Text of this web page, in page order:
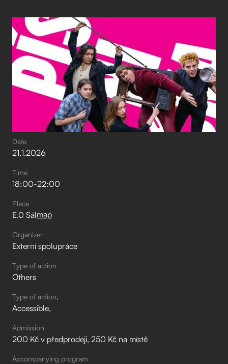
Date
21.1.2026
Time
18:00-22:00
Place
E.0 Sálmap
Organizer
Externí spolupráce
Type of action
Others
Type of action
Accessible
Admission
200 Kč v předprodeji, 250 Kč na místě
Accompanying program